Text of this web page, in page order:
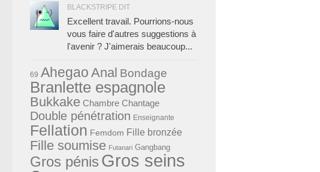
BLACKSTRIPE DIT
Excellent travail. Pourrions-nous
vous faire d'autres suggestions à
l'avenir ? J'aimerais beaucoup...
69 Ahegao Anal Bondage
Branlette espagnole
Bukkake Chambre Chantage
Double pénétration Enseignante
Fellation Femdom Fille bronzée
Fille soumise Futanari Gangbang
Gros pénis Gros seins